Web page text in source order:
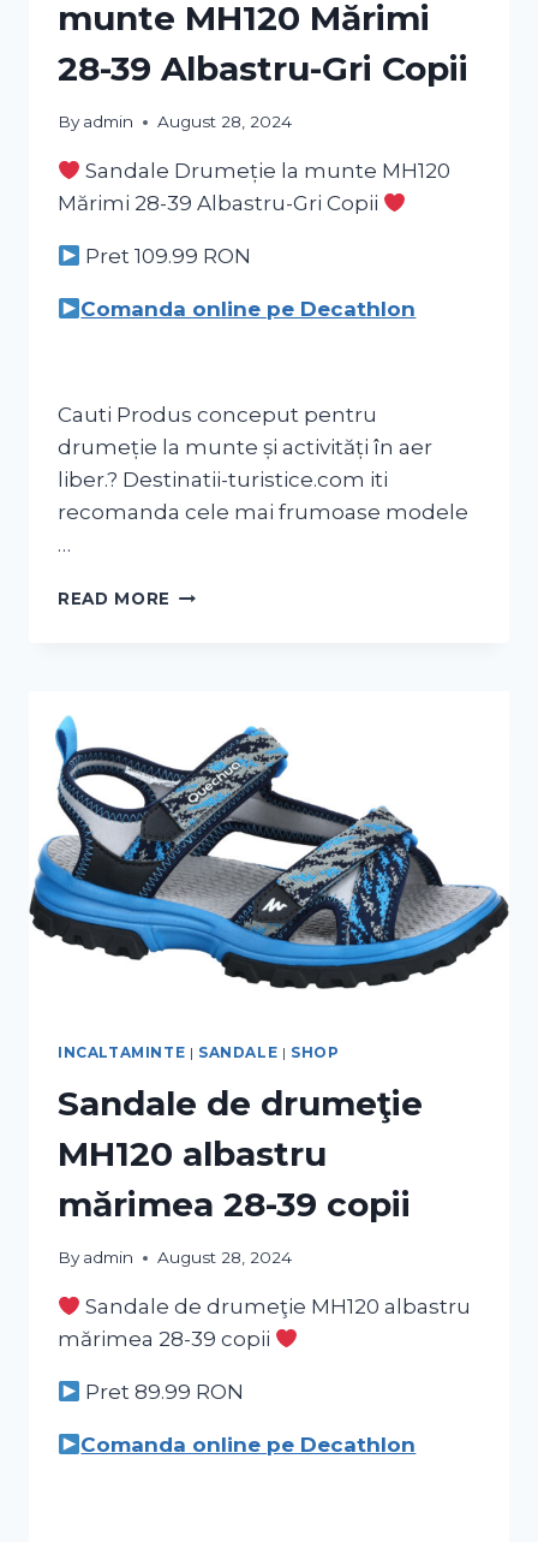
munte MH120 Mărimi
28-39 Albastru-Gri Copii
By admin August 28, 2024
Sandale Drumeție la munte MH120
Mărimi 28-39 Albastru-Gri Copii
Pret 109.99 RON
Comanda online pe Decathlon
Cauti Produs conceput pentru
drumeție la munte și activități în aer
liber.? Destinatii-turistice.com iti
recomanda cele mai frumoase modele
…
READ MORE
INCALTAMINTE | SANDALE | SHOP
Sandale de drumeţie
MH120 albastru
mărimea 28-39 copii
By admin August 28, 2024
Sandale de drumeţie MH120 albastru
mărimea 28-39 copii
Pret 89.99 RON
Comanda online pe Decathlon